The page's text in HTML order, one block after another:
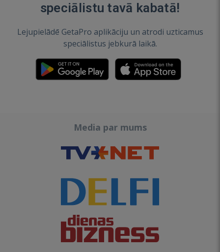
speciālistu tavā kabatā!
Lejupielādē GetaPro aplikāciju un atrodi uzticamus
speciālistus jebkurā laikā.
Media par mums